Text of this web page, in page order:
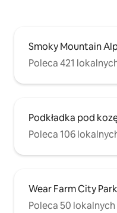
Smoky Mountain
Poleca 421
Podkładka pod
Poleca 106
Wear Farm City Park
Poleca 50